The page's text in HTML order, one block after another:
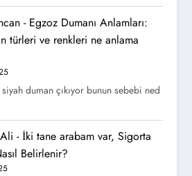
- Egzoz Dumanı Anlamları:
türleri ve renkleri ne anlama
duman çıkıyor bunun sebebi ned
-İki tane arabam var, Sigorta
Belirlenir?